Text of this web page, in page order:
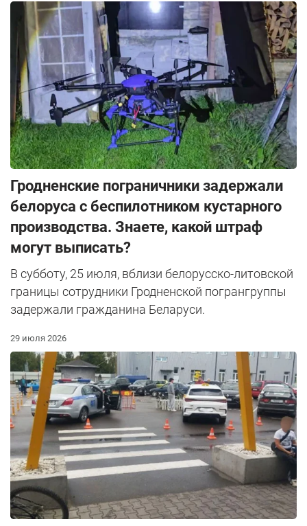
Гродненские пограничники задержали
белоруса с беспилотником кустарного
производства. Знаете, какой штраф
могут выписать?
В субботу, 25 июля, вблизи белорусско-литовской
границы сотрудники Гродненской погрангруппы
задержали гражданина Беларуси.
29 июля 2026